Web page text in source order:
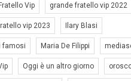
Vip grande fratello vip 2022
vip 2023 Ilary Blasi
famosi Maria De Filippi
Oggi è un altro giorno